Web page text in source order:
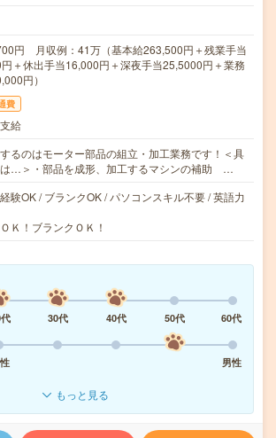
円 月収例：41万（基本給263,500円＋残業手当
＋休出手当16,000円＋深夜手当25,5000円＋業務
円）
費
給
るのはモーター部品の組立・加工業務です！＜具
…＞・部品を成形、加工するマシンの補助 …
験OK / ブランクOK / パソコンスキル不要 / 英語力
Ｋ！ブランクＯＫ！
30代 40代 50代
60代
男性
もっと見る